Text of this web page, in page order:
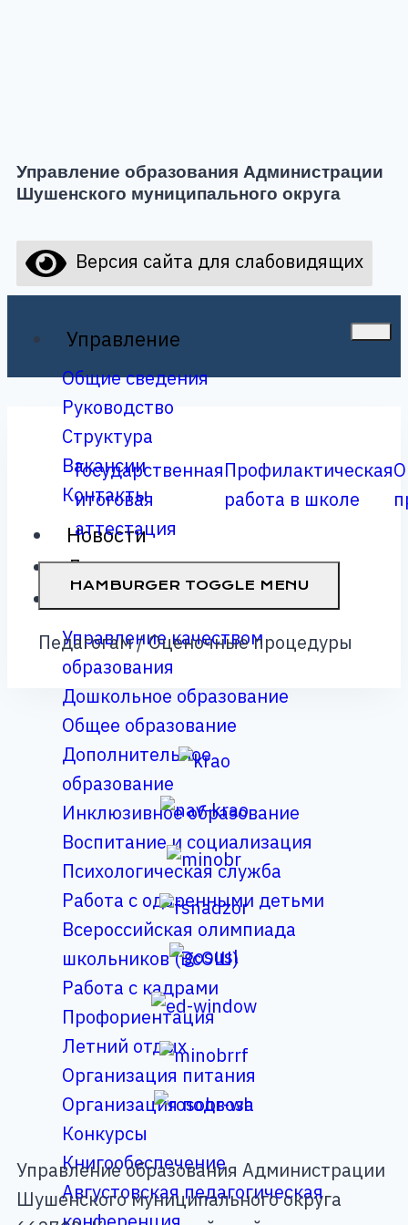
Управление образования Администрации
Шушенского муниципального округа
Версия сайта для слабовидящих
Управление
Общие сведения
Руководство
Структура
Вакансии
Контакты
Новости
Документы
Деятельность
Управление качеством
образования
Дошкольное образование
Общее образование
Дополнительное
образование
Инклюзивное образование
Воспитание и социализация
Психологическая служба
Работа с одаренными детьми
Всероссийская олимпиада
школьников (ВсОШ)
Работа с кадрами
Профориентация
Летний отдых
Организация питания
Организация подвоза
Конкурсы
Книгообеспечение
Августовская педагогическая
Государственная
итоговая
аттестация
Профилактическая
работа в школе
HAMBURGER TOGGLE MENU
Педагогам / Оценочные процедуры
Управление образования Администрации
Шушенского муниципального округа